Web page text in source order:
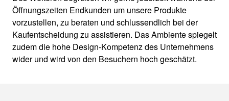
Öffnungszeiten Endkunden um unsere Produkte
vorzustellen, zu beraten und schlussendlich bei der
Kaufentscheidung zu assistieren. Das Ambiente spiegelt
zudem die hohe Design-Kompetenz des Unternehmens
wider und wird von den Besuchern hoch geschätzt.